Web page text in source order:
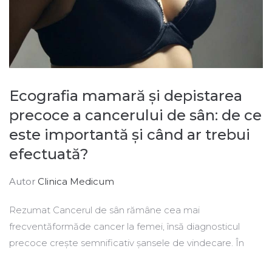
Ecografia mamară și depistarea
precoce a cancerului de sân: de ce
este importantă și când ar trebui
efectuată?
Autor Clinica Medicum
Rezumat Cancerul de sân rămâne cea mai
frecventăformăde cancer la femei, însă diagnosticul
precoce crește semnificativ șansele de vindecare. În